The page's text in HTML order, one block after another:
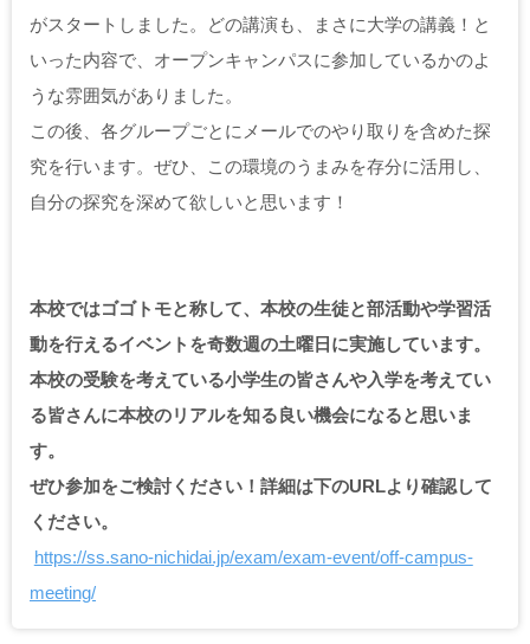
がスタートしました。どの講演も、まさに大学の講義！と
いった内容で、オープンキャンパスに参加しているかのよ
うな雰囲気がありました。
この後、各グループごとにメールでのやり取りを含めた探
究を行います。ぜひ、この環境のうまみを存分に活用し、
自分の探究を深めて欲しいと思います！
本校ではゴゴトモと称して、本校の生徒と部活動や学習活
動を行えるイベントを奇数週の土曜日に実施しています。
本校の受験を考えている小学生の皆さんや入学を考えてい
る皆さんに本校のリアルを知る良い機会になると思いま
す。
ぜひ参加をご検討ください！詳細は下のURLより確認して
ください。
https://ss.sano-nichidai.jp/exam/exam-event/off-campus-
meeting/